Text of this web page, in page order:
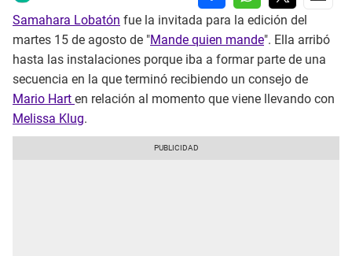
Samahara Lobatón fue la invitada para la edición del
martes 15 de agosto de "Mande quien mande". Ella arribó
hasta las instalaciones porque iba a formar parte de una
secuencia en la que terminó recibiendo un consejo de
Mario Hart en relación al momento que viene llevando con
Melissa Klug.